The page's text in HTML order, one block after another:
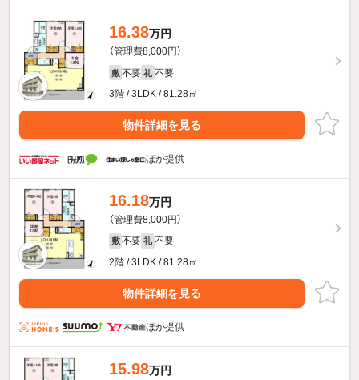
16.38万円
（管理費8,000円）
敷 不要 礼 不要
3階 / 3LDK / 81.28㎡
物件詳細を見る
ほか提供
16.18万円
（管理費8,000円）
敷 不要 礼 不要
2階 / 3LDK / 81.28㎡
物件詳細を見る
ほか提供
15.98万円